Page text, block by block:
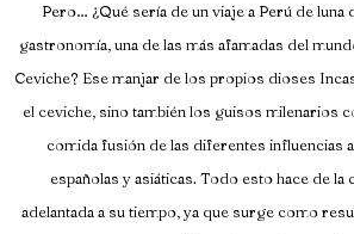
Pero… ¿Qué sería de un viaje a Perú de luna
gastronomía, una de las más afamadas del
Ceviche? Ese manjar de los propios dioses
el ceviche, sino también los guisos milenarios
comida fusión de las diferentes influencias
españolas y asiáticas. Todo esto hace de la
adelantada a su tiempo, ya que surge como